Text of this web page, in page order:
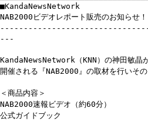
■KandaNewsNetwork
NAB2000ビデオレポート販売のお知らせ！
---
KandaNewsNetwork（KNN）の神田敏晶
開催される『NAB2000』の取材を行いそ
＜商品内容＞
NAB2000速報ビデオ（約60分）
公式ガイドブック